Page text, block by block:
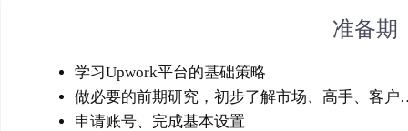
准备期
学习Upwork平台的基础策略
做必要的前期研究，初步了解市场、高手、客
申请账号、完成基本设置